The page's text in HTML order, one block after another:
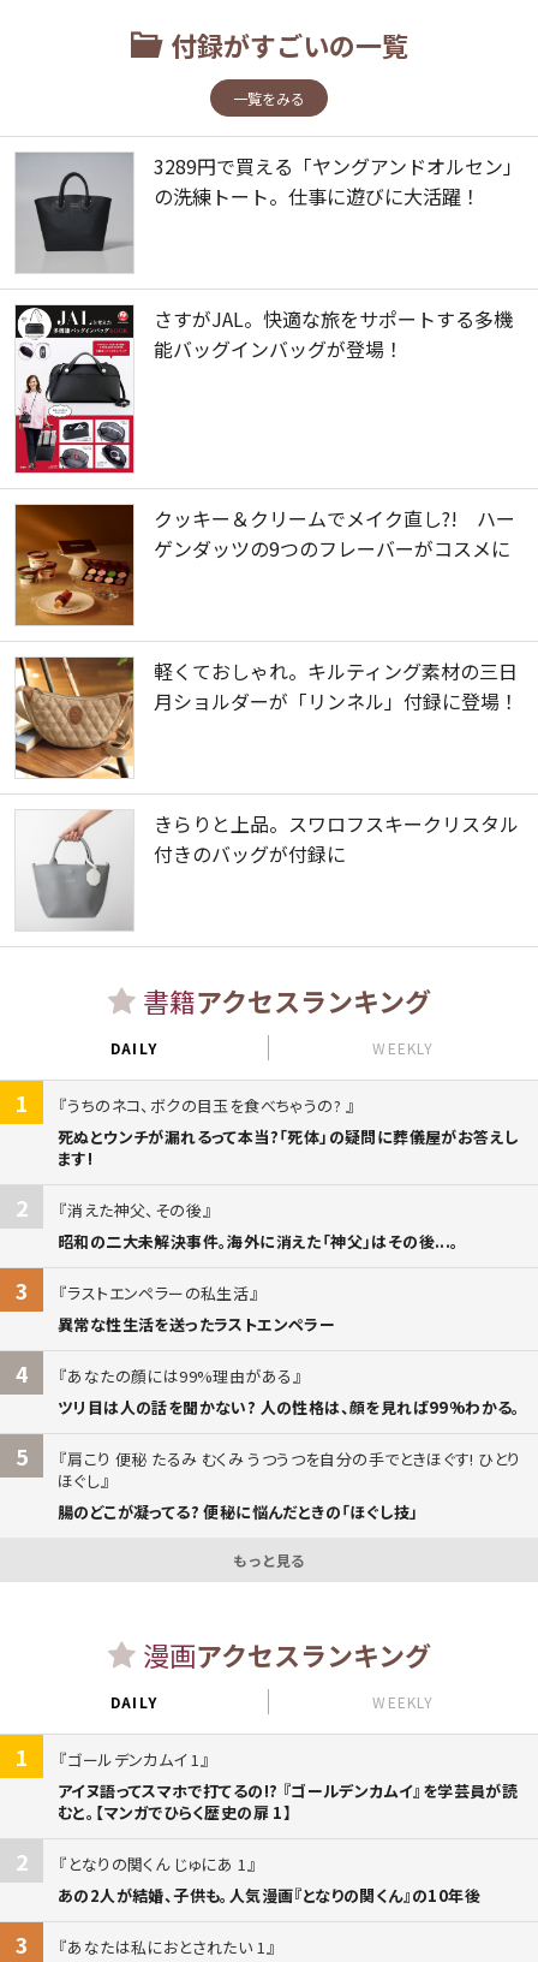
付録がすごいの一覧
一覧をみる
3289円で買える「ヤングアンドオルセン」
の洗練トート。仕事に遊びに大活躍！
さすがJAL。快適な旅をサポートする多機
能バッグインバッグが登場！
クッキー＆クリームでメイク直し?! ハー
ゲンダッツの9つのフレーバーがコスメに
軽くておしゃれ。キルティング素材の三日
月ショルダーが「リンネル」付録に登場！
きらりと上品。スワロフスキークリスタル
付きのバッグが付録に
書籍アクセスランキング
DAILY WEEKLY
1
うちのネコ、ボクの目玉を食べちゃうの?
死ぬとウンチが漏れるって本当?「死体」の疑問に葬儀屋がお答えし
ます!
2
消えた神父、その後
昭和の二大未解決事件。海外に消えた「神父」はその後...。
3
ラストエンペラーの私生活
異常な性生活を送ったラストエンペラー
4
あなたの顔には99%理由がある
ツリ目は人の話を聞かない? 人の性格は、顔を見れば99%わかる。
5
肩こり 便秘 たるみ むくみ うつうつを自分の手でときほぐす! ひとり
ほぐし
腸のどこが凝ってる? 便秘に悩んだときの「ほぐし技」
もっと見る
漫画アクセスランキング
DAILY WEEKLY
1
ゴールデンカムイ 1
アイヌ語ってスマホで打てるの!? 『ゴールデンカムイ』を学芸員が読
むと。【マンガでひらく歴史の扉 1】
2
となりの関くん じゅにあ 1
あの2人が結婚、子供も。人気漫画『となりの関くん』の10年後
3
あなたは私におとされたい 1